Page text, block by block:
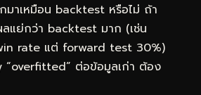
าเหมือน backtest หรือไม่ ถ้า
แย่กว่า backtest มาก (เช่น
rate แต่ forward test 30%)
“overfitted” ต่อข้อมูลเก่า ต้อง